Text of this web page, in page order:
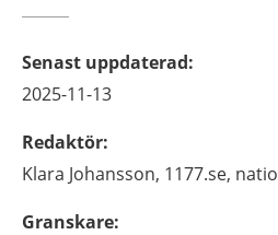
Senast uppdaterad:
2025-11-13
Redaktör:
Klara Johansson, 1177.se,
Granskare: